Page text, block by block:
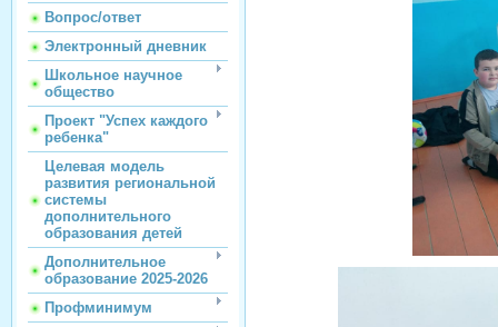
Вопрос/ответ
Электронный дневник
Школьное научное
общество
Проект "Успех каждого
ребенка"
Целевая модель
развития региональной
системы
дополнительного
образования детей
Дополнительное
образование 2025-2026
Профминимум